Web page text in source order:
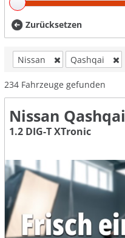
Zurücksetzen
Nissan Qashqai
234 Fahrzeuge gefunden
Nissan Qashqai
1.2 DIG-T XTronic